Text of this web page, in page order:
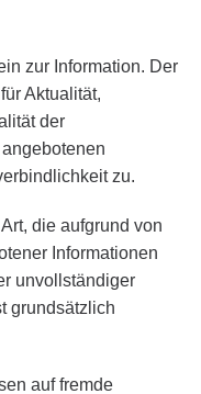
zur Information. Der
Aktualität,
der
zu.
die aufgrund von
Informationen
unvollständiger
grundsätzlich
auf fremde